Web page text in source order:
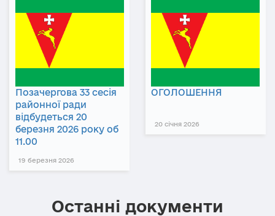
Позачергова 33 сесія
районної ради
відбудеться 20
березня 2026 року об
11.00
19 березня 2026
ОГОЛОШЕННЯ
20 січня 2026
Останні документи